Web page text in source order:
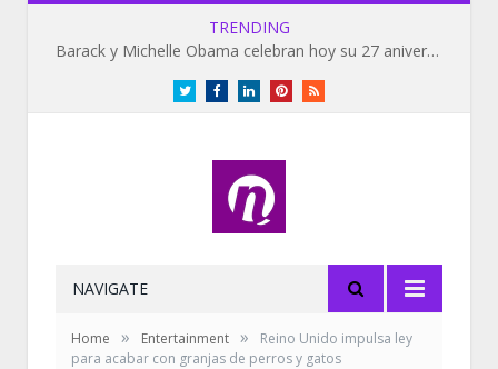
TRENDING
Barack y Michelle Obama celebran hoy su 27 aniversario de bodas
TwitterFacebookLinkedInPinterestRSS
NAVIGATE
Home » Entertainment »
Reino Unido impulsa ley
para acabar con granjas de perros y gatos